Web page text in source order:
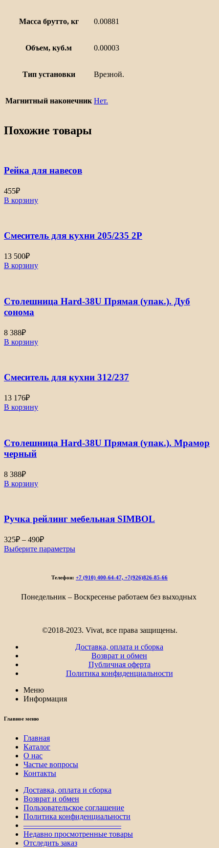
Масса брутто, кг 0.00881
Объем, куб.м 0.00003
Тип установки Врезной.
Магнитный наконечник Нет.
Похожие товары
Рейка для навесов
455₽
В корзину
Смеситель для кухни 205/235 2Р
13 500₽
В корзину
Столешница Hard-38U Прямая (упак.). Дуб
сонома
8 388₽
В корзину
Смеситель для кухни 312/237
13 176₽
В корзину
Столешница Hard-38U Прямая (упак.). Мрамор
черный
8 388₽
В корзину
Ручка рейлинг мебельная SIMBOL
325₽ – 490₽Диапазон
цен:
490₽
Выберите параметры
Телефон: +7 (910) 400-64-47, +7(926)826-85-66
Понедельник – Воскресенье работаем без выходных
©2018-2023. Vivat, все права защищены.
Доставка, оплата и сборка
Возврат и обмен
Публичная оферта
Политика конфиденциальности
Меню
Информация
Главное меню
Главная
Каталог
О нас
Частые вопросы
Контакты
Доставка, оплата и сборка
Возврат и обмен
Пользовательское соглашение
Политика конфиденциальности
————————————–
Недавно просмотренные товары
Отследить заказ